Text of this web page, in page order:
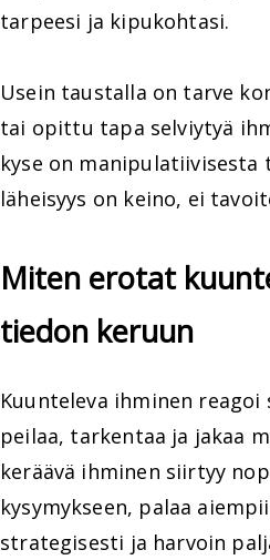
tarpeesi ja kipukohtasi.
Usein taustalla on tarve
tai opittu tapa selviytyä
kyse on
läheisyys on keino, ei
Miten erotat
tiedon keruun
Kuunteleva ihminen
peilaa, tarkentaa ja jakaa
keräävä ihminen siirtyy
kysymykseen, palaa
strategisesti ja harvoin